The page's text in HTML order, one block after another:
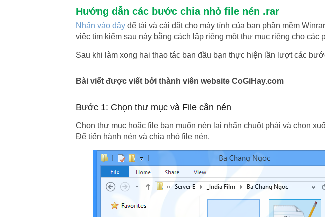
Hướng dẫn các bước chia nhỏ file nén .rar
Nhấn vào đâyđể tải và cài đặt cho máy tính của bạn phần mềm
việc tìm kiếm sau này bằng cách lập riêng một thư mục riêng cho các
Sau khi làm xong hai thao tác ban đầu bạn thực hiện lần lượt các
Bài viết được viết bởi thành viên website CoGiHay.com
Bước 1: Chọn thư mục và File cần nén
Chọn thư mục hoặc file bạn muốn nén lại nhấn chuột phải và chọn
Để tiến hành nén và chia nhỏ file nén.